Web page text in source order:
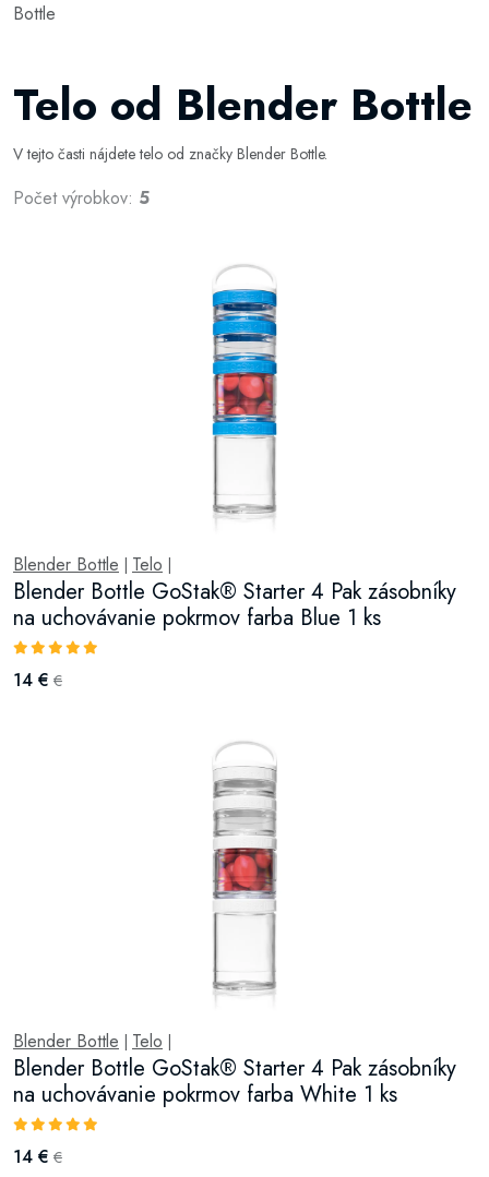
Bottle
Telo od Blender Bottle
V tejto časti nájdete telo od značky Blender Bottle.
Počet výrobkov: 5
Blender Bottle Telo
Blender Bottle GoStak® Starter 4 Pak zásobníky
na uchovávanie pokrmov farba Blue 1 ks
14 € €
Blender Bottle Telo
Blender Bottle GoStak® Starter 4 Pak zásobníky
na uchovávanie pokrmov farba White 1 ks
14 € €